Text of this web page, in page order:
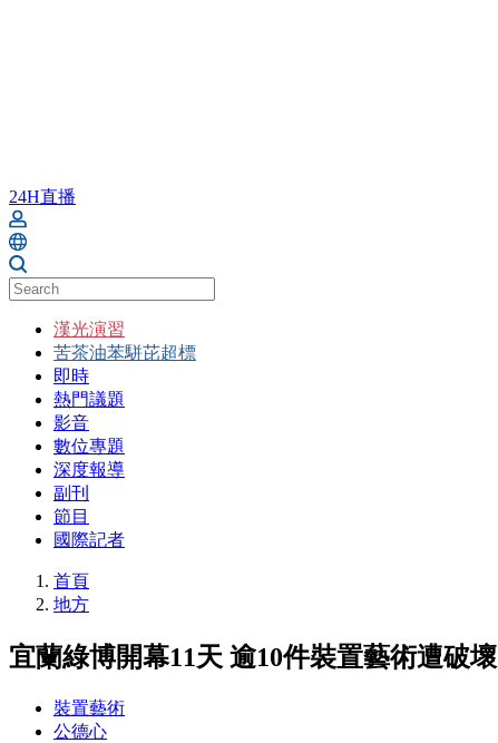
24H直播
漢光演習
苦茶油苯駢芘超標
即時
熱門議題
影音
數位專題
深度報導
副刊
節目
國際記者
首頁
地方
宜蘭綠博開幕11天 逾10件裝置藝術遭破壞
裝置藝術
公德心